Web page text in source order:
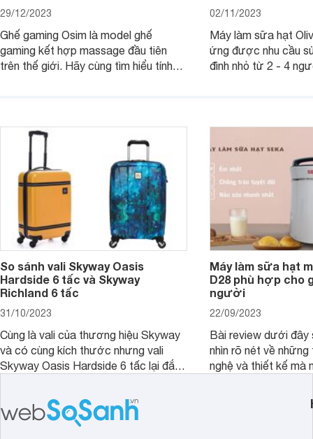
29/12/2023
Ghế gaming Osim là model ghế
gaming kết hợp massage đầu tiên
trên thế giới. Hãy cùng tìm hiểu tính
02/11/2023
Máy làm sữa hạt
ứng được nhu cầu
đình nhỏ từ 2 - 4
So sánh vali Skyway Oasis
Hardside 6 tấc và Skyway
Richland 6 tấc
31/10/2023
Cùng là vali của thương hiệu Skyway
và có cùng kích thước nhưng vali
Skyway Oasis Hardside 6 tấc lại đắt
Máy làm sữa hạt
D28 phù hợp cho
người
22/09/2023
Bài review dưới đây
nhìn rõ nét về những
nghệ và thiết kế mà